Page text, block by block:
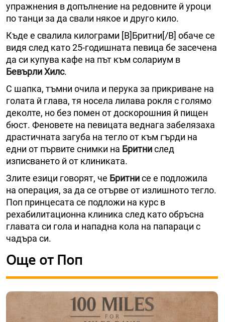
упражнения в допълнение на редовните й уроци
по танци за да свали някое и друго кило.
Къде е свалила килограми [B]Бритни[/B] обаче се
видя след като 25-годишната певица бе засечена
да си купува кафе на път към солариум в
Бевърли Хилс.
С шапка, тъмни очила и перука за прикриване на
голата й глава, тя носела лилава рокля с голямо
деколте, но без помен от доскорошния й пищен
бюст. Феновете на певицата веднага забелязаха
драстичната загуба на тегло от към гърди на
едни от първите снимки на Бритнислед
изписването й от клиниката.
Злите езици говорят, че Бритнисе е подложила
на операция, за да се отърве от излишното тегло.
Поп принцесата се подложи на курс в
рехабилитационна клиника след като обръсна
главата си гола и нападна кола на папараци с
чадъра си.
Още от Поп